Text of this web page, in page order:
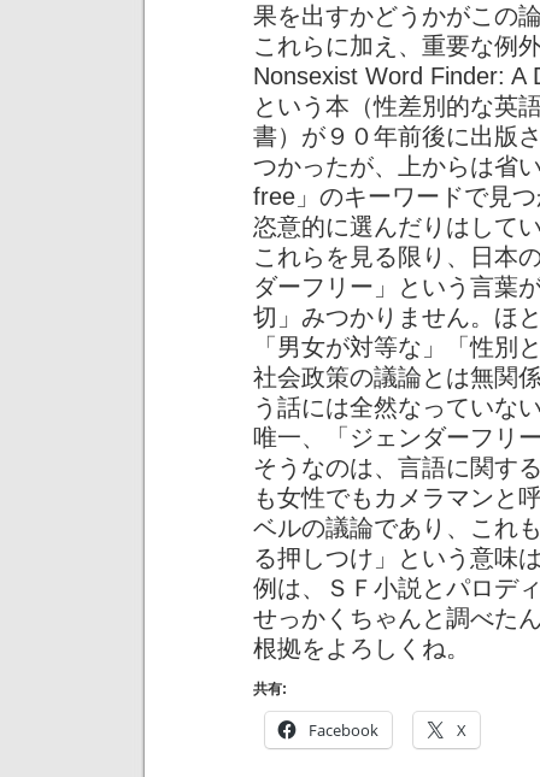
果を出すかどうかがこの
これらに加え、重要な例
Nonsexist Word Finder: A
という本（性差別的な英
書）が９０年前後に出版
つかったが、上からは省
free」のキーワードで見
恣意的に選んだりはして
これらを見る限り、日本
ダーフリー」という言葉
切」みつかりません。ほ
「男女が対等な」「性別
社会政策の議論とは無関
う話には全然なっていな
唯一、「ジェンダーフリ
そうなのは、言語に関す
も女性でもカメラマンと
ベルの議論であり、これ
る押しつけ」という意味
例は、ＳＦ小説とパロデ
せっかくちゃんと調べた
根拠をよろしくね。
共有:
Facebook X